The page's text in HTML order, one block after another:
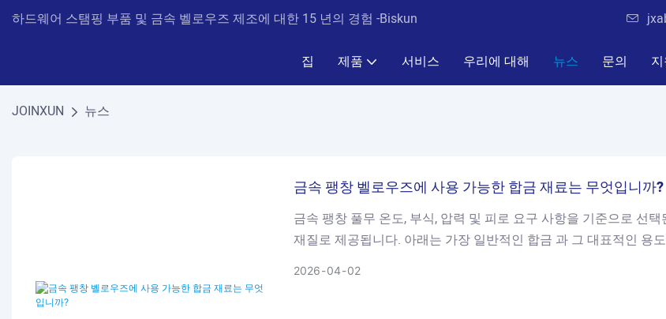
하드웨어 스탬핑 부품 ​​및 금속 벨로우즈 제조에 대한 15 년의 경험 -Biskun
집 제품 서비스 우리에 대해 뉴스 문의
JOINXUN 뉴스
금속 팽창 벨로우즈에 사용 가능한 합금 재료는 무엇입니까?
금속 팽창 풀무 온도, 부식, 압력 및 피로 요구 사항을 기준으로 선
재질로 제공됩니다. 아래는 가장 일반적인 합금 과 그 대표적인 용
2026 04 02